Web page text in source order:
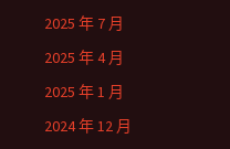
2025 年 7 月
2025 年 4 月
2025 年 1 月
2024 年 12 月